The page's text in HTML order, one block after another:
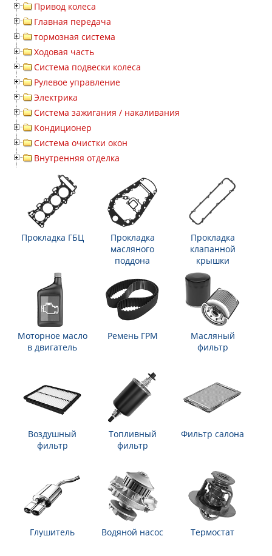
Привод колеса
Главная передача
тормозная система
Ходовая часть
Система подвески колеса
Рулевое управление
Электрика
Система зажигания / накаливания
Кондиционер
Система очистки окон
Внутренняя отделка
Прокладка ГБЦ
Прокладка
масляного
поддона
Прокладка
клапанной
крышки
Моторное масло
в двигатель
Ремень ГРМ
Масляный
фильтр
Воздушный
фильтр
Топливный
фильтр
Фильтр салона
Глушитель Водяной насос Термостат